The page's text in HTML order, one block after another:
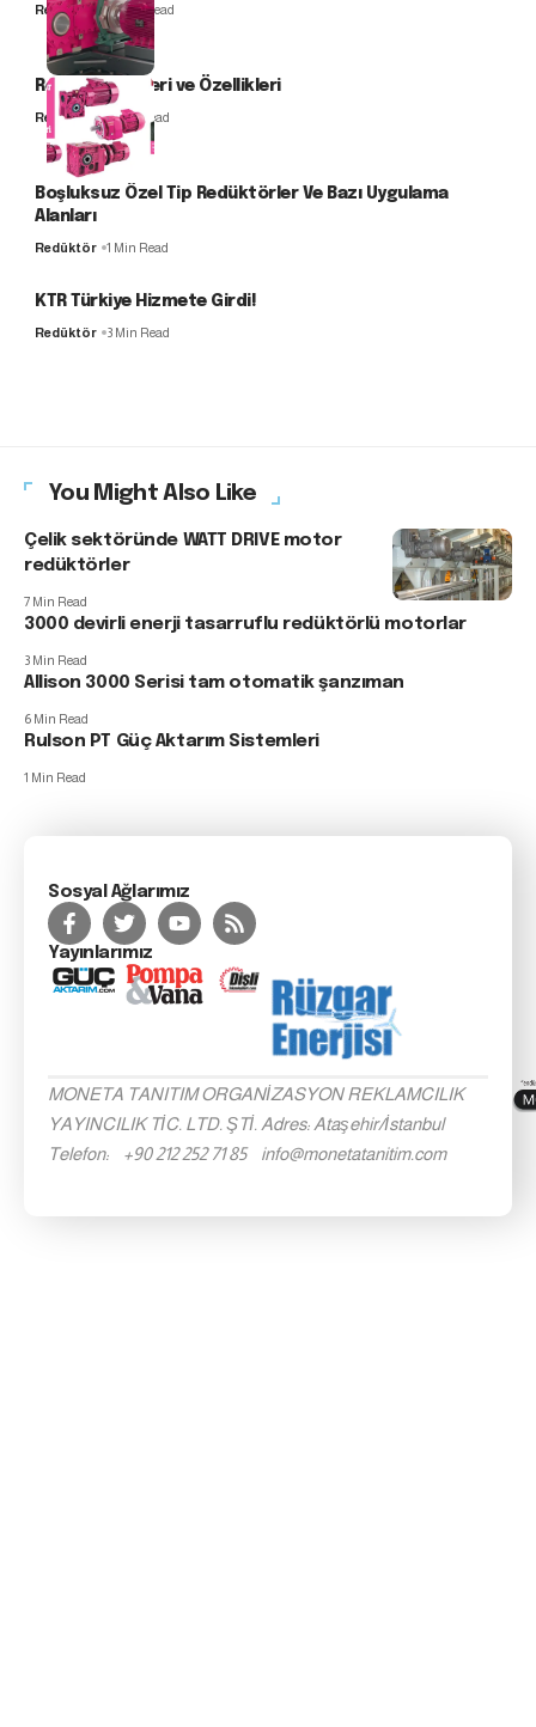
Redüktör 12 Min Read
Redüktör Tipleri ve Özellikleri
Redüktör 7 Min Read
Boşluksuz Özel Tip Redüktörler Ve Bazı Uygulama
Alanları
Redüktör 1 Min Read
KTR Türkiye Hizmete Girdi!
Redüktör 3 Min Read
You Might Also Like
Çelik sektöründe WATT DRIVE motor
redüktörler
7 Min Read
3000 devirli enerji tasarruflu redüktörlü motorlar
3 Min Read
Allison 3000 Serisi tam otomatik şanzıman
6 Min Read
Rulson PT Güç Aktarım Sistemleri
1 Min Read
Sosyal Ağlarımız
Yayınlarımız
MONETA TANITIM ORGANİZASYON REKLAMCILIK
YAYINCILIK TİC. LTD. ŞTİ. Adres: Ataşehir/İstanbul
Telefon: +90 212 252 71 85 info@monetatanitim.com